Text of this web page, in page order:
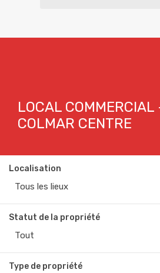
LOCAL
COLMAR CENTRE
Localisation
Tous les lieux
Statut de la propriété
Tout
Type de propriété